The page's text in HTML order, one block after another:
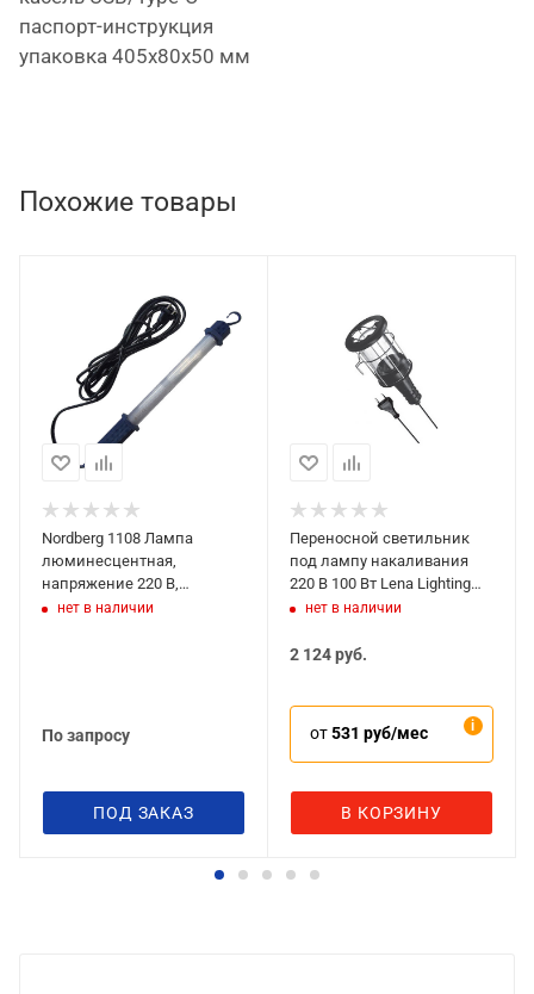
также предусмотрен складной крючок для
подвешивания лампы;
паспорт-инструкция
упаковка 405х80х50 мм
Похожие товары
Nordberg 1108 Лампа
люминесцентная,
напряжение 220 В,
мощность 8 Вт, шнур 5 м
нет в наличии
По запросу
ПОД ЗАКАЗ
Переносной светильник
под лампу накаливания
220 В 100 Вт Lena Lighting
GUMMI 100
нет в наличии
2 124руб.
от531 руб/мес
В КОРЗИНУ